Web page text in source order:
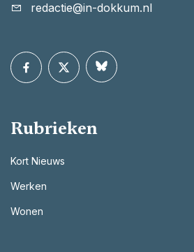
redactie@in-dokkum.nl
Rubrieken
Kort Nieuws
Werken
Wonen